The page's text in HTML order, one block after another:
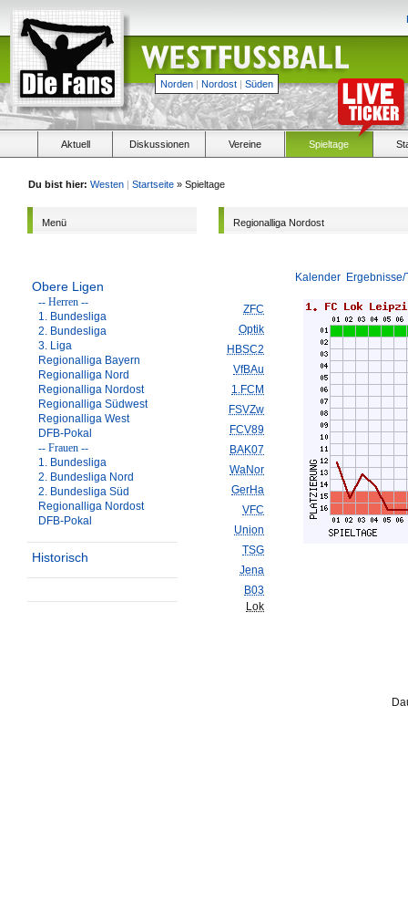
Norden | Nordost | Süden
Aktuell Diskussionen Vereine Spieltage
Du bist hier: Westen | Startseite » Spieltage
Menü
Obere Ligen
-- Herren --
1. Bundesliga
2. Bundesliga
3. Liga
Regionalliga Bayern
Regionalliga Nord
Regionalliga Nordost
Regionalliga Südwest
Regionalliga West
DFB-Pokal
-- Frauen --
1. Bundesliga
2. Bundesliga Nord
2. Bundesliga Süd
Regionalliga Nordost
DFB-Pokal
Historisch
Regionalliga Nordost
Kalender
ZFC
Optik
HBSC2
VfBAu
1.FCM
FSVZw
FCV89
BAK07
WaNor
GerHa
VFC
Union
TSG
Jena
B03
Lok